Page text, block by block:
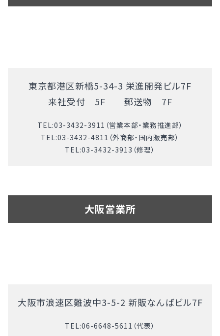
東京都港区新橋5-34-3 栄進開発ビル7F
来社受付 5F 郵送物 7F
TEL:03-3432-3911 （営業本部・業務推進部）
TEL:03-3432-4811 （外商部・国内販売部）
TEL:03-3432-3913 （修理）
大阪営業所
大阪市浪速区難波中3-5-2 新販なんばビル7F
TEL:06-6648-5611 （代表）